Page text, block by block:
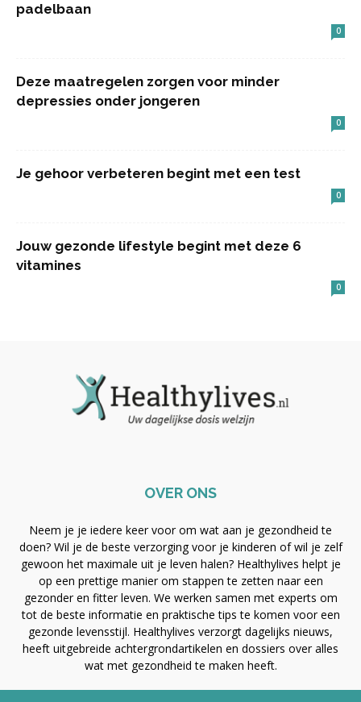
padelbaan
0
Deze maatregelen zorgen voor minder
depressies onder jongeren
0
Je gehoor verbeteren begint met een test
0
Jouw gezonde lifestyle begint met deze 6
vitamines
0
OVER ONS
Neem je je iedere keer voor om wat aan je gezondheid te
doen? Wil je de beste verzorging voor je kinderen of wil je zelf
gewoon het maximale uit je leven halen? Healthylives helpt je
op een prettige manier om stappen te zetten naar een
gezonder en fitter leven. We werken samen met experts om
tot de beste informatie en praktische tips te komen voor een
gezonde levensstijl. Healthylives verzorgt dagelijks nieuws,
heeft uitgebreide achtergrondartikelen en dossiers over alles
wat met gezondheid te maken heeft.